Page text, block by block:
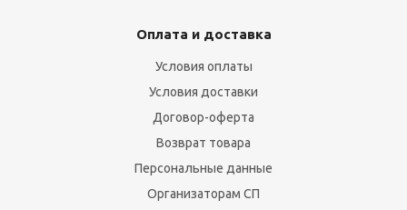
Оплата и доставка
Условия оплаты
Условия доставки
Договор-оферта
Возврат товара
Персональные данные
Организаторам СП